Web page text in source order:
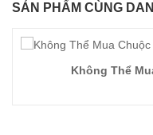
SẢN PHẨM CÙNG
Chi
Không Thể